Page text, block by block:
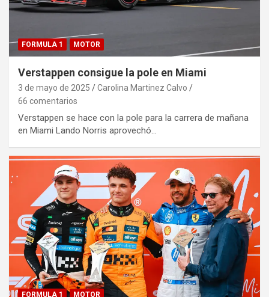
FORMULA 1 MOTOR
Verstappen consigue la pole en Miami
3 de mayo de 2025
Carolina Martinez Calvo
66 comentarios
Verstappen se hace con la pole para la carrera de mañana
en Miami Lando Norris aprovechó…
FORMULA 1 MOTOR